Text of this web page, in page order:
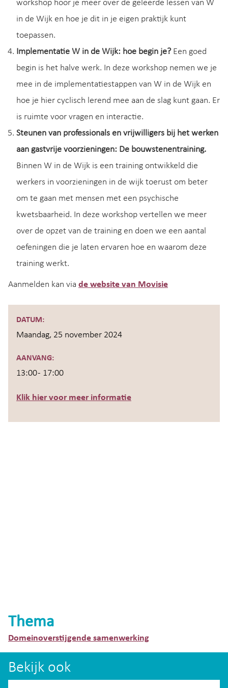
workshop hoor je meer over de geleerde lessen van W
in de Wijk en hoe je dit in je eigen praktijk kunt
toepassen.
Implementatie W in de Wijk: hoe begin je?Een goed
begin is het halve werk. In deze workshop nemen we je
mee in de implementatiestappen van W in de Wijk en
hoe je hier cyclisch lerend mee aan de slag kunt gaan. Er
is ruimte voor vragen en interactie.
Steunen van professionals en vrijwilligers bij het werken
aan gastvrije voorzieningen: De bouwstenentraining.
Binnen W in de Wijk is een training ontwikkeld die
werkers in voorzieningen in de wijk toerust om beter
om te gaan met mensen met een psychische
kwetsbaarheid. In deze workshop vertellen we meer
over de opzet van de training en doen we een aantal
oefeningen die je laten ervaren hoe en waarom deze
training werkt.
Aanmelden kan via de website van Movisie
DATUM:
Maandag, 25 november 2024
AANVANG:
13:00 - 17:00
Klik hier voor meer informatie
Thema
Domeinoverstijgende samenwerking
Bekijk ook